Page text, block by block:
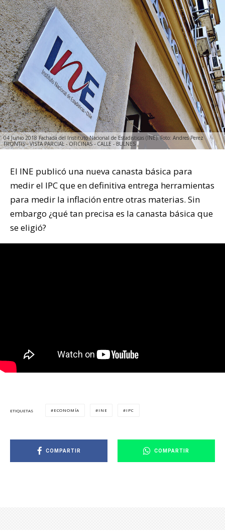
04 Junio 2018 Fachada del Instituto Nacional de Estadisticas (INE). Foto: Andres Perez
FRONTIS - VISTA PARCIAL - OFICINAS - CALLE - BULNES
El INE publicó una nueva canasta básica para
medir el IPC que en definitiva entrega herramientas
para medir la inflación entre otras materias. Sin
embargo ¿qué tan precisa es la canasta básica que
se eligió?
ETIQUETAS ECONOMÍA INE IPC
COMPARTIR COMPARTIR